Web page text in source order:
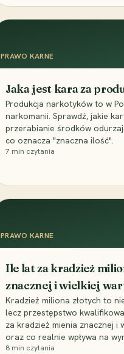
PRAWO KARNE
Jaka jest kara za
Produkcja narkotyków to w
narkomanii. Sprawdź, jakie
przerabianie środków
co oznacza "znaczna ilość".
7 min czytania
PRAWO KARNE
Ile lat za kradzież
znacznej i wielkiej
Kradzież miliona złotych to
lecz przestępstwo
za kradzież mienia znacznej
oraz co realnie wpływa na
8 min czytania